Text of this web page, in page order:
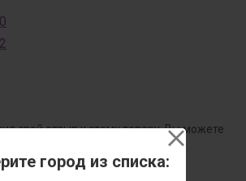
город из списка:
свой отзыв к этому товару. Вы можете